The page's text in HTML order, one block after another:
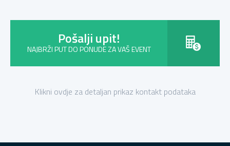
Pošalji upit!
NAJBRŽI PUT DO PONUDE ZA VAŠ EVENT
Klikni ovdje za detaljan prikaz kontakt podataka